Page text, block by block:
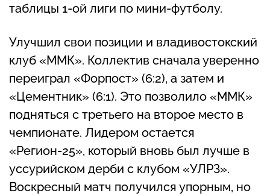
таблицы 1-ой лиги по мини-футболу.
Улучшил свои позиции и владивостокский
клуб «ММК». Коллектив сначала уверенно
переиграл «Форпост» (6:2), а затем и
«Цементник» (6:1). Это позволило «ММК»
подняться с третьего на второе место в
чемпионате. Лидером остается
«Регион-25», который вновь был лучше в
уссурийском дерби с клубом «УЛРЗ».
Воскресный матч получился упорным, но